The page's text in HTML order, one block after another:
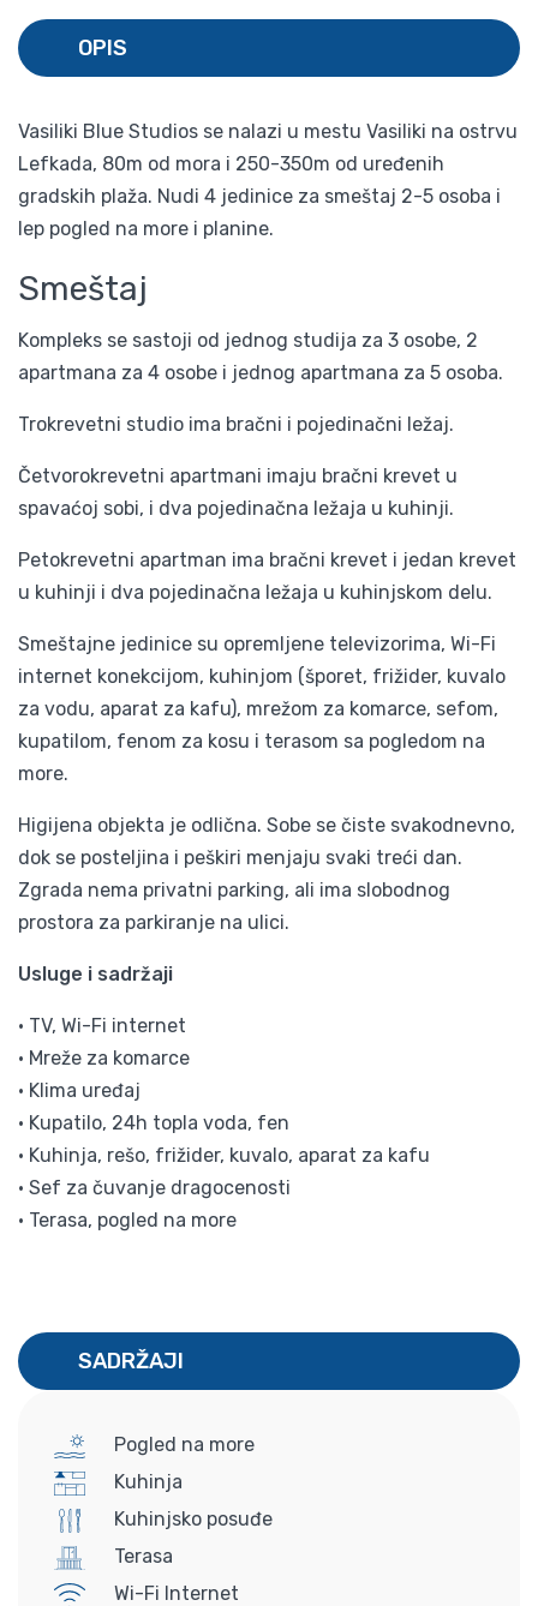
OPIS
Vasiliki Blue Studios se nalazi u mestu Vasiliki na ostrvu
Lefkada, 80m od mora i 250-350m od uređenih
gradskih plaža. Nudi 4 jedinice za smeštaj 2-5 osoba i
lep pogled na more i planine.
Smeštaj
Kompleks se sastoji od jednog studija za 3 osobe, 2
apartmana za 4 osobe i jednog apartmana za 5 osoba.
Trokrevetni studio ima bračni i pojedinačni ležaj.
Četvorokrevetni apartmani imaju bračni krevet u
spavaćoj sobi, i dva pojedinačna ležaja u kuhinji.
Petokrevetni apartman ima bračni krevet i jedan krevet
u kuhinji i dva pojedinačna ležaja u kuhinjskom delu.
Smeštajne jedinice su opremljene televizorima, Wi-Fi
internet konekcijom, kuhinjom (šporet, frižider, kuvalo
za vodu, aparat za kafu), mrežom za komarce, sefom,
kupatilom, fenom za kosu i terasom sa pogledom na
more.
Higijena objekta je odlična. Sobe se čiste svakodnevno,
dok se posteljina i peškiri menjaju svaki treći dan.
Zgrada nema privatni parking, ali ima slobodnog
prostora za parkiranje na ulici.
Usluge i sadržaji
• TV, Wi-Fi internet
• Mreže za komarce​
• Klima uređaj
• Kupatilo, 24h topla voda, fen
• Kuhinja, rešo, frižider, kuvalo, aparat za kafu
• Sef za čuvanje dragocenosti
• Terasa, pogled na more
SADRŽAJI
Pogled na more
Kuhinja
Kuhinjsko posuđe
Terasa
Wi-Fi Internet